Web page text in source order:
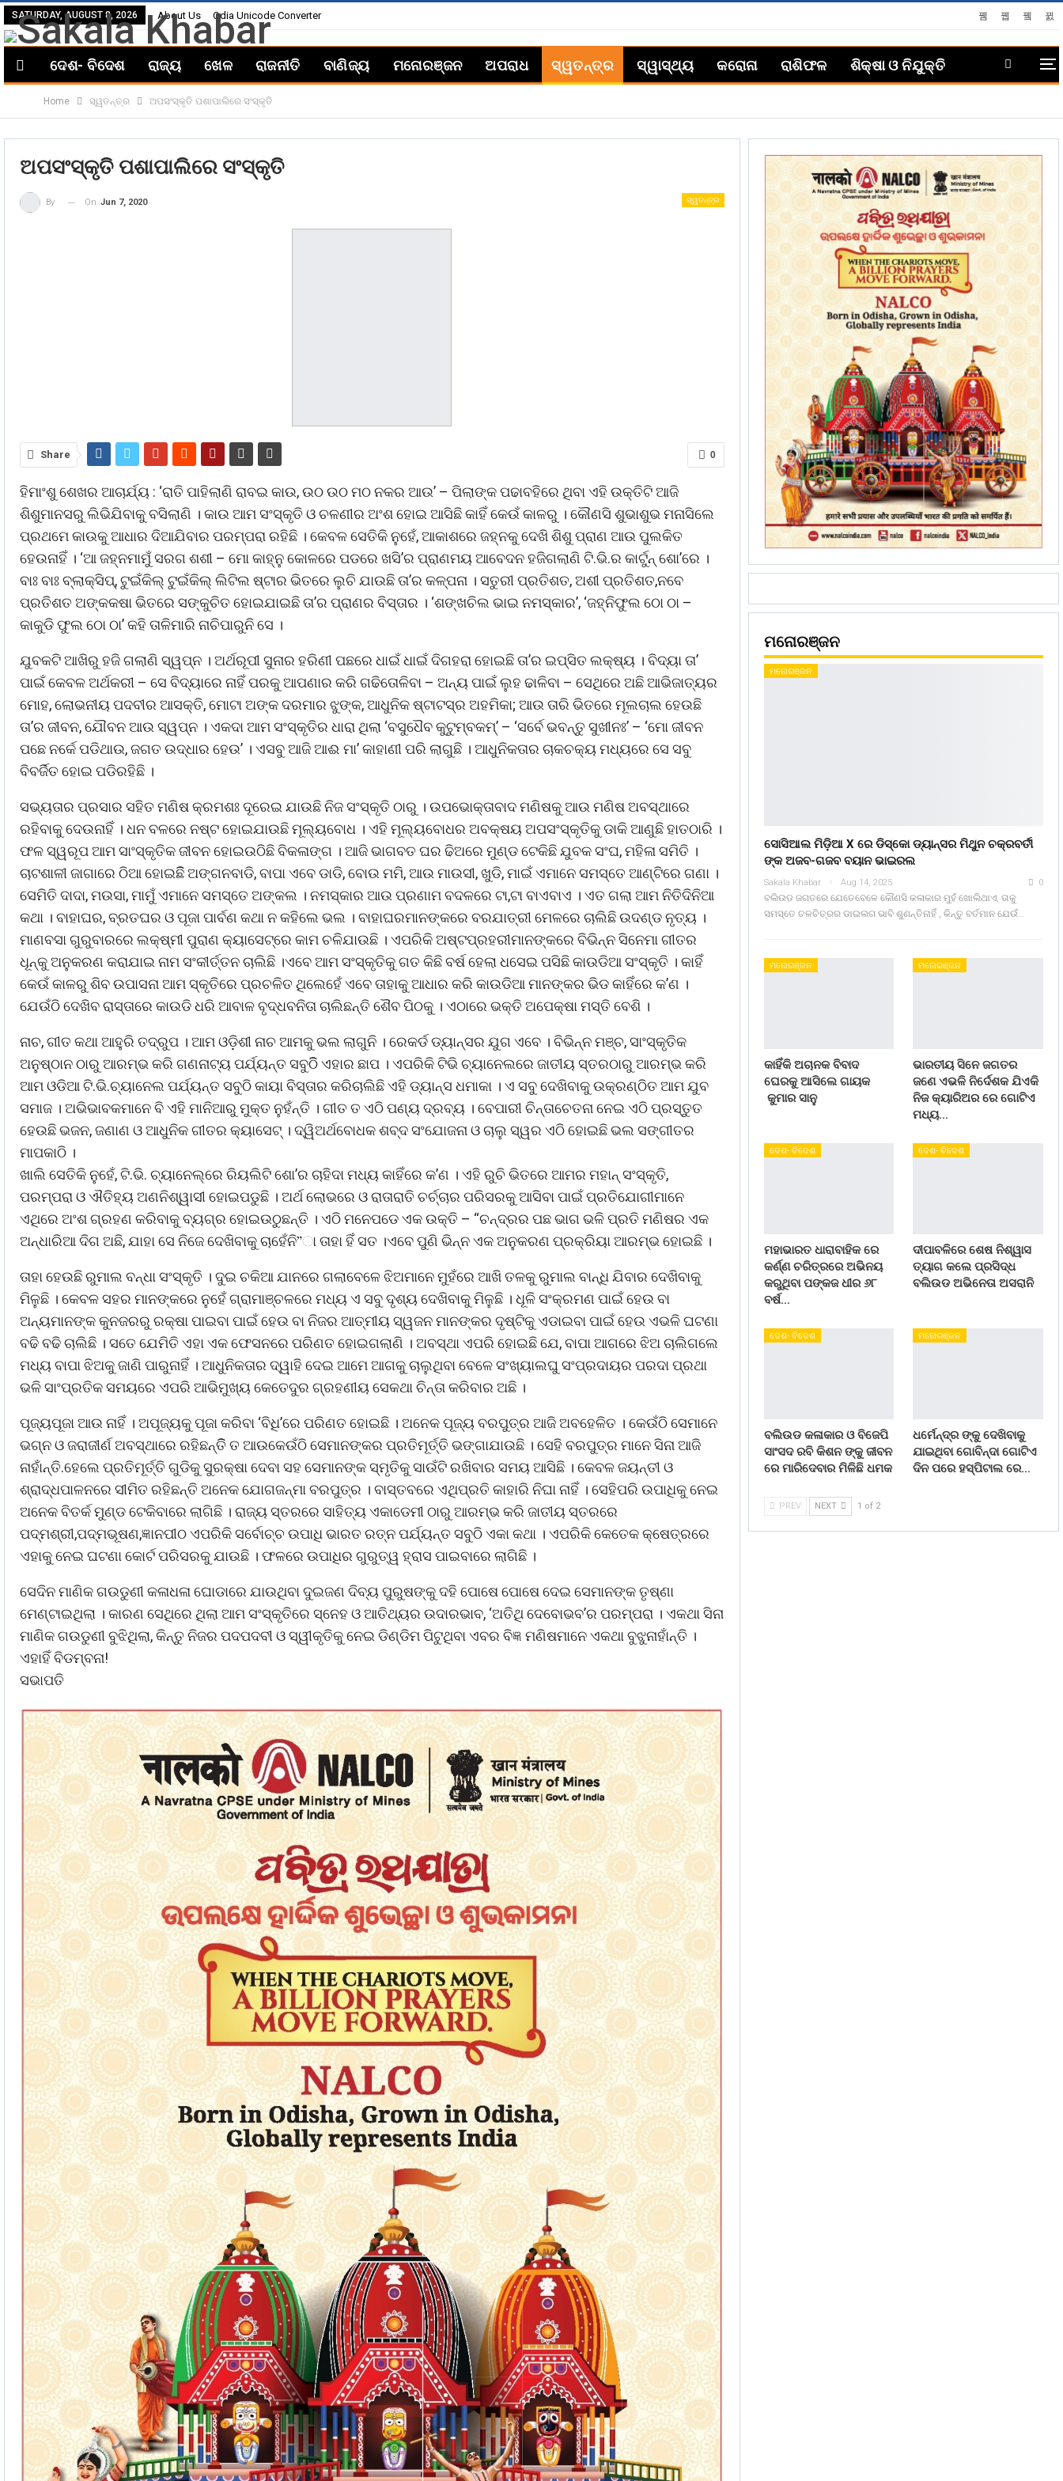
SATURDAY, AUGUST 8, 2026 About Us Odia Unicode Converter
ଦେଶ- ବିଦେଶ ରାଜ୍ୟ ଖେଳ ରାଜନୀତି ବାଣିଜ୍ୟ ମନୋରଞ୍ଜନ ଅପରାଧ ସ୍ୱତନ୍ତ୍ର ସ୍ୱାସ୍ଥ୍ୟ କରୋନା ରାଶିଫଳ ଶିକ୍ଷା ଓ ନିଯୁକ୍ତି
Home ସ୍ୱତନ୍ତ୍ର ଅପସଂସ୍କୃତି ପଶାପାଲିରେ ସଂସ୍କୃତି
ଅପସଂସ୍କୃତି ପଶାପାଲିରେ ସଂସ୍କୃତି
ସ୍ୱତନ୍ତ୍ର
By On Jun 7, 2020
0
Share
ହିମାଂଶୁ ଶେଖର ଆଚାର୍ଯ୍ୟ : ‘ରାତି ପାହିଲାଣି ରାବଇ କାଉ, ଉଠ ଉଠ ମଠ ନକର ଆଉ’ – ପିଲାଙ୍କ ପଢାବହିରେ ଥିବା ଏହି ଉକ୍ତିଟି ଆଜି
ଶିଶୁମାନସରୁ ଲିଭିଯିବାକୁ ବସିଲାଣି । କାଉ ଆମ ସଂସ୍କୃତି ଓ ଚଳଣୀର ଅଂଶ ହୋଇ ଆସିଛି କାହିଁ କେଉଁ କାଳରୁ । କୌଣସି ଶୁଭାଶୁଭ ମନାସିଲେ
ପ୍ରଥମେ କାଉକୁ ଆଧାର ଦିଆଯିବାର ପରମ୍ପରା ରହିଛି । କେବଳ ସେତିକି ନୁହେଁ, ଆକାଶରେ ଜହ୍ନକୁ ଦେଖି ଶିଶୁ ପ୍ରାଣ ଆଉ ପୁଲକିତ
ହେଉନାହିଁ । ‘ଆ ଜହ୍ନମାମୁଁ ସରଗ ଶଶୀ – ମୋ କାହ୍ନୁ କୋଳରେ ପଡରେ ଖସି’ର ପ୍ରାଣମୟ ଆବେଦନ ହଜିଗଲାଣି ଟି.ଭି.ର କାର୍ଟୁନ୍ ଶୋ’ରେ ।
ବାଃ ବାଃ ବ୍ଲାକ୍ସିପ୍, ଟୁଇଁକିଲ୍ ଟୁଇଁକିଲ୍ ଲିଟିଲ ଷ୍ଟାର ଭିତରେ ଲୁଚି ଯାଉଛି ତା’ର କଳ୍ପନା । ସତୁରୀ ପ୍ରତିଶତ, ଅଶୀ ପ୍ରତିଶତ,ନବେ
ପ୍ରତିଶତ ଅଙ୍କକଷା ଭିତରେ ସଙ୍କୁଚିତ ହୋଇଯାଇଛି ତା’ର ପ୍ରାଣର ବିସ୍ତାର । ‘ଶଙ୍ଖଚିଲ ଭାଇ ନମସ୍କାର’, ‘ଜହ୍ନିଫୁଲ ଠୋ ଠା –
କାକୁଡି ଫୁଲ ଠୋ ଠା’ କହି ତାଳିମାରି ନାଚିପାରୁନି ସେ ।
ଯୁବକଟି ଆଖିରୁ ହଜି ଗଲାଣି ସ୍ୱପ୍ନ । ଅର୍ଥରୂପୀ ସୁନାର ହରିଣୀ ପଛରେ ଧାଇଁ ଧାଇଁ ଦିଗହରା ହୋଇଛି ତା’ର ଇପ୍ସିତ ଲକ୍ଷ୍ୟ । ବିଦ୍ୟା ତା’
ପାଇଁ କେବଳ ଅର୍ଥକରୀ – ସେ ବିଦ୍ୟାରେ ନାହିଁ ପରକୁ ଆପଣାର କରି ଗଢିତୋଳିବା – ଅନ୍ୟ ପାଇଁ ଲୁହ ଢାଳିବା – ସେଥିରେ ଅଛି ଆଭିଜାତ୍ୟର
ମୋହ, ଲୋଭନୀୟ ପଦବୀର ଆସକ୍ତି, ମୋଟା ଅଙ୍କ ଦରମାର ଝୁଙ୍କ, ଆଧୁନିକ ଷ୍ଟାଟସ୍ର ଅହମିକା; ଆଉ ତାରି ଭିତରେ ମୂଲଚାଲ ହେଉଛି
ତା’ର ଜୀବନ, ଯୌବନ ଆଉ ସ୍ୱପ୍ନ । ଏକଦା ଆମ ସଂସ୍କୃତିର ଧାରା ଥିଲା ‘ବସୁଧୈବ କୁଟୁମ୍ବକମ୍’ – ‘ସର୍ବେ ଭବନ୍ତୁ ସୁଖୀନଃ’ – ‘ମୋ ଜୀବନ
ପଛେ ନର୍କେ ପଡିଥାଉ, ଜଗତ ଉଦ୍ଧାର ହେଉ’ । ଏସବୁ ଆଜି ଆଈ ମା’ କାହାଣୀ ପରି ଲାଗୁଛି । ଆଧୁନିକତାର ଚାକଚକ୍ୟ ମଧ୍ୟରେ ସେ ସବୁ
ବିବର୍ଜିତ ହୋଇ ପଡିରହିଛି ।
ସଭ୍ୟତାର ପ୍ରସାର ସହିତ ମଣିଷ କ୍ରମଶଃ ଦୂରେଇ ଯାଉଛି ନିଜ ସଂସ୍କୃତି ଠାରୁ । ଉପଭୋକ୍ତାବାଦ ମଣିଷକୁ ଆଉ ମଣିଷ ଅବସ୍ଥାରେ
ରହିବାକୁ ଦେଉନାହିଁ । ଧନ ବଳରେ ନଷ୍ଟ ହୋଇଯାଉଛି ମୂଲ୍ୟବୋଧ । ଏହି ମୂଲ୍ୟବୋଧର ଅବକ୍ଷୟ ଅପସଂସ୍କୃତିକୁ ଡାକି ଆଣୁଛି ହାତଠାରି ।
ଫଳ ସ୍ୱରୂପ ଆମ ସାଂସ୍କୃତିକ ଜୀବନ ହୋଇଉଠିଛି ବିକଳାଙ୍ଗ । ଆଜି ଭାଗବତ ଘର ଢିଅରେ ମୁଣ୍ଡ ଟେକିଛି ଯୁବକ ସଂଘ, ମହିଳା ସମିତି ।
ଚାଟଶାଳୀ ଜାଗାରେ ଠିଆ ହୋଇଛିି ଅଙ୍ଗନବାଡି, ବାପା ଏବେ ଡାଡି, ବୋଉ ମମି, ଆଉ ମାଉସୀ, ଖୁଡି, ମାଇଁ ଏମାନେ ସମସ୍ତେ ଆଣ୍ଟିରେ ଗଣା ।
ସେମିତି ଦାଦା, ମଉସା, ମାମୁଁ ଏମାନେ ସମସ୍ତେ ଅଙ୍କଲ । ନମସ୍କାର ଆଉ ପ୍ରଣାମ ବଦଳରେ ଟା,ଟା ବାଏବାଏ । ଏତ ଗଲା ଆମ ନିତିଦିନିଆ
କଥା । ବାହାଘର, ବ୍ରତଘର ଓ ପୂଜା ପାର୍ବଣ କଥା ନ କହିଲେ ଭଲ । ବାହାଘରମାନଙ୍କରେ ବରଯାତ୍ରୀ ମେଳରେ ଚାଲିଛି ଉଦଣ୍ଡ ନୃତ୍ୟ ।
ମାଣବସା ଗୁରୁବାରରେ ଲକ୍ଷ୍ମୀ ପୁରାଣ କ୍ୟାସେଟ୍ରେ କାମ ଚଳିଯାଉଛି । ଏପରିକି ଅଷ୍ଟପ୍ରହରୀମାନଙ୍କରେ ବିଭିନ୍ନ ସିନେମା ଗୀତର
ଧୂନ୍କୁ ଅନୁକରଣ କରାଯାଇ ନାମ ସଂକୀର୍ତ୍ତନ ଚାଲିଛି ।ଏବେ ଆମ ସଂସ୍କୃତିକୁ ଗତ କିଛି ବର୍ଷ ହେଲା ଧସେଇ ପସିଛି କାଉଡିଆ ସଂସ୍କୃତି । କାହିଁ
କେଉଁ କାଳରୁ ଶିବ ଉପାସନା ଆମ ସ୍କୃତିରେ ପ୍ରଚଳିତ ଥିଲେହେଁ ଏବେ ତାହାକୁ ଆଧାର କରି କାଉଡିଆ ମାନଙ୍କର ଭିଡ କାହିଁରେ କ’ଣ ।
ଯେଉଁଠି ଦେଖିବ ରାସ୍ତାରେ କାଉଡି ଧରି ଆବାଳ ବୃଦ୍ଧବନିତା ଚାଲିଛନ୍ତି ଶୈବ ପିଠକୁ । ଏଠାରେ ଭକ୍ତି ଅପେକ୍ଷା ମସ୍ତି ବେଶି ।
ନାଚ, ଗୀତ କଥା ଆହୁରି ତଦ୍ରୁପ । ଆମ ଓଡ଼ିଶୀ ନାଚ ଆମକୁ ଭଲ ଲାଗୁନି । ରେକର୍ଡ ଡ୍ୟାନ୍ସର ଯୁଗ ଏବେ । ବିଭିନ୍ନ ମଞ୍ଚ, ସାଂସ୍କୃତିକ
ଅନୁଷ୍ଠାନ ଠାରୁ ଆରମ୍ଭ କରି ଗଣନାଟ୍ୟ ପର୍ଯ୍ୟନ୍ତ ସବୁଠିି ଏହାର ଛାପ । ଏପରିକି ଟିଭି ଚ୍ୟାନେଲରେ ଜାତୀୟ ସ୍ତରଠାରୁ ଆରମ୍ଭ କରି
ଆମ ଓଡିଆ ଟି.ଭି.ଚ୍ୟାନେଲ ପର୍ଯ୍ୟନ୍ତ ସବୁଠି କାୟା ବିସ୍ତାର କରିଚାଲିଛି ଏହି ଡ୍ୟାନ୍ସ ଧମାକା । ଏ ସବୁ ଦେଖିବାକୁ ଉକ୍ରଣ୍ଠିତ ଆମ ଯୁବ
ସମାଜ । ଅଭିଭାବକମାନେ ବି ଏହି ମାନିଆରୁ ମୁକ୍ତ ନୁହଁନ୍ତି । ଗୀତ ତ ଏଠି ପଣ୍ୟ ଦ୍ରବ୍ୟ । ବେପାରୀ ଚିନ୍ତାଚେତନା ନେଇ ଏଠି ପ୍ରସ୍ତୁତ
ହେଉଛି ଭଜନ, ଜଣାଣ ଓ ଆଧୁନିକ ଗୀତର କ୍ୟାସେଟ୍ । ଦ୍ୱିଅର୍ଥବୋଧକ ଶବ୍ଦ ସଂଯୋଜନା ଓ ଚାଲୁ ସ୍ୱର ଏଠି ହୋଇଛି ଭଲ ସଙ୍ଗୀତର
ମାପକାଠି ।
ଖାଲି ସେତିକି ନୁହେଁ, ଟି.ଭି. ଚ୍ୟାନେଲ୍ରେ ରିୟଲିଟି ଶୋ’ର ଚାହିଦା ମଧ୍ୟ କାହିଁରେ କ’ଣ । ଏହି ରୁଚି ଭିତରେ ଆମର ମହାନ୍ ସଂସ୍କୃତି,
ପରମ୍ପରା ଓ ଐତିହ୍ୟ ଅଣନିଶ୍ୱାସୀ ହୋଇପଡୁଛି । ଅର୍ଥ ଲୋଭରେ ଓ ରାତାରାତି ଚର୍ଚ୍ଚାର ପରିସରକୁ ଆସିବା ପାଇଁ ପ୍ରତିଯୋଗୀମାନେ
ଏଥିରେ ଅଂଶ ଗ୍ରହଣ କରିବାକୁ ବ୍ୟଗ୍ର ହୋଇଉଠୁଛନ୍ତି । ଏଠି ମନେପଡେ ଏକ ଉକ୍ତି – “ଚନ୍ଦ୍ରର ପଛ ଭାଗ ଭଳି ପ୍ରତି ମଣିଷର ଏକ
ଅନ୍ଧାରିଆ ଦିଗ ଅଛି, ଯାହା ସେ ନିଜେ ଦେଖିବାକୁ ଚାହେଁନି”ା ତାହା ହିଁ ସତ ।ଏବେ ପୁଣି ଭିନ୍ନ ଏକ ଅନୁକରଣ ପ୍ରକ୍ରିୟା ଆରମ୍ଭ ହୋଇଛି ।
ତାହା ହେଉଛି ରୁମାଲ ବନ୍ଧା ସଂସ୍କୃତି । ଦୁଇ ଚକିଆ ଯାନରେ ଗଲାବେଳେ ଝିଅମାନେ ମୁହଁରେ ଆଖି ତଳକୁ ରୁମାଲ ବାନ୍ଧି ଯିବାର ଦେଖିବାକୁ
ମିଳୁଛି । କେବଳ ସହର ମାନଙ୍କରେ ନୁହେଁ ଗ୍ରାମାଞ୍ଚଳରେ ମଧ୍ୟ ଏ ସବୁ ଦୃଶ୍ୟ ଦେଖିବାକୁ ମିଳୁଛି । ଧୂଳି ସଂକ୍ରମଣ ପାଇଁ ହେଉ ବା
ଅନ୍ୟମାନଙ୍କ କୁନଜରରୁ ରକ୍ଷା ପାଇବା ପାଇଁ ହେଉ ବା ନିଜର ଆତ୍ମୀୟ ସ୍ୱଜନ ମାନଙ୍କର ଦୃଷ୍ଟିକୁ ଏଡାଇବା ପାଇଁ ହେଉ ଏଭଳି ଘଟଣା
ବଢି ବଢି ଚାଲିଛି । ସତେ ଯେମିତି ଏହା ଏକ ଫେସନରେ ପରିଣତ ହୋଇଗଲାଣି । ଅବସ୍ଥା ଏପରି ହୋଇଛି ଯେ, ବାପା ଆଗରେ ଝିଅ ଚାଲିଗଲେ
ମଧ୍ୟ ବାପା ଝିଅକୁ ଜାଣି ପାରୁନାହିଁ । ଆଧୁନିକତାର ଦ୍ୱାହି ଦେଇ ଆମେ ଆଗକୁ ଚାଲୁଥିବା ବେଳେ ସଂଖ୍ୟାଲଘୁ ସଂପ୍ରଦାୟର ପରଦା ପ୍ରଥା
ଭଳି ସାଂପ୍ରତିକ ସମୟରେ ଏପରି ଆଭିମୁଖ୍ୟ କେତେଦୁର ଗ୍ରହଣୀୟ ସେକଥା ଚିନ୍ତା କରିବାର ଅଛି ।
ପୂଜ୍ୟପୂଜା ଆଉ ନାହିଁ । ଅପୂଜ୍ୟକୁ ପୂଜା କରିବା ‘ବିଧି’ରେ ପରିଣତ ହୋଇଛି । ଅନେକ ପୂଜ୍ୟ ବରପୁତ୍ର ଆଜି ଅବହେଳିତ । କେଉଁଠି ସେମାନେ
ଭଗ୍ନ ଓ ଜରାଜୀର୍ଣ ଅବସ୍ଥାରେ ରହିଛନ୍ତିି ତ ଆଉକେଉଁଠି ସେମାନଙ୍କର ପ୍ରତିମୂର୍ତ୍ତି ଭଙ୍ଗାଯାଉଛି । ସେହି ବରପୁତ୍ର ମାନେ ସିନା ଆଜି
ନାହାଁନ୍ତି.ହେଲେ ପ୍ରତିମୂର୍ତ୍ତି ଗୁଡିକୁ ସୁରକ୍ଷା ଦେବା ସହ ସେମାନଙ୍କ ସ୍ମୃତିକୁ ସାଉଁଟି ରଖିବାର ସମୟ ଆସିଛି । କେବଳ ଜୟନ୍ତୀ ଓ
ଶ୍ରାଦ୍ଧପାଳନରେ ସୀମିତ ରହିଛନ୍ତି ଅନେକ ଯୋଗଜନ୍ମା ବରପୁତ୍ର । ବାସ୍ତବରେ ଏଥିପ୍ରତି କାହାରି ନିଘା ନାହିଁ । ସେହିପରି ଉପାଧିକୁ ନେଇ
ଅନେକ ବିତର୍କ ମୁଣ୍ଡ ଟେକିବାରେ ଲାଗିଛି । ରାଜ୍ୟ ସ୍ତରରେ ସାହିତ୍ୟ ଏକାଡେମୀ ଠାରୁ ଆରମ୍ଭ କରି ଜାତୀୟ ସ୍ତରରେ
ପଦ୍ମଶ୍ରୀ,ପଦ୍ମଭୂଷଣ,ଜ୍ଞାନପୀଠ ଏପରିକି ସର୍ବୋଚ୍ଚ ଉପାଧି ଭାରତ ରତ୍ନ ପର୍ଯ୍ୟନ୍ତ ସବୁଠି ଏକା କଥା । ଏପରିକି କେତେକ କ୍ଷେତ୍ରରେ
ଏହାକୁ ନେଇ ଘଟଣା କୋର୍ଟ ପରିସରକୁ ଯାଉଛି । ଫଳରେ ଉପାଧିର ଗୁରୁତ୍ୱ ହ୍ରାସ ପାଇବାରେ ଲାଗିଛି ।
ସେଦିନ ମାଣିକ ଗଉଡୁଣୀ କଳାଧଳା ଘୋଡାରେ ଯାଉଥିବା ଦୁଇଜଣ ଦିବ୍ୟ ପୁରୁଷଙ୍କୁ ଦହି ପୋଷେ ପୋଷେ ଦେଇ ସେମାନଙ୍କ ତୃଷ୍ଣା
ମେଣ୍ଟାଇଥିଲା । କାରଣ ସେଥିରେ ଥିଲା ଆମ ସଂସ୍କୃତିରେ ସ୍ନେହ ଓ ଆତିଥ୍ୟର ଉଦାରଭାବ, ‘ଅତିଥି ଦେବୋଭବ’ର ପରମ୍ପରା । ଏକଥା ସିନା
ମାଣିକ ଗଉଡୁଣୀ ବୁଝିଥିଲା, କିନ୍ତୁ ନିଜର ପଦପଦବୀ ଓ ସ୍ୱୀକୃତିକୁ ନେଇ ଡିଣ୍ଡିମ ପିଟୁଥିବା ଏବର ବିଜ୍ଞ ମଣିଷମାନେ ଏକଥା ବୁଝୁନାହାଁନ୍ତି ।
ଏହାହିଁ ବିଡମ୍ବନା!
ସଭାପତି
ମନୋରଞ୍ଜନ
ମନୋରଞ୍ଜନ
ସୋସିଆଲ ମିଡ଼ିଆ X ରେ ଡିସ୍କୋ ଡ୍ୟାନ୍ସର ମିଥୁନ ଚକ୍ରବର୍ତୀ
ଙ୍କ ଅଜବ-ଗଜବ ବୟାନ ଭାଇରଲ
Sakala Khabar Aug 14, 2025 0
ବଲିଉଡ ଜଗତରେ ଯେତେବେଳେ କୌଣସି କଳାକାର ମୁହଁ ଖୋଲିଥାଏ, ତାକୁ
ସମସ୍ତେ ଚଳଚିତ୍ରର ଡାଇଲଗ ଭାବି ଶୁଣନ୍ତିନାହିଁ , କିନ୍ତୁ ବର୍ତମାନ ଯେଉଁ…
ମନୋରଞ୍ଜନ
କାହିଁକି ଅଚାନକ ବିବାଦ
ଘେରକୁ ଆସିଲେ ଗାୟକ
କୁମାର ସାନୁ
ମନୋରଞ୍ଜନ
ଭାରତୀୟ ସିନେ ଜଗତର
ଜଣେ ଏଭଳି ନିର୍ଦେଶକ ଯିଏକି
ନିଜ କ୍ୟାରିଅର ରେ ଗୋଟିଏ
ମଧ୍ୟ…
ଦେଶ- ବିଦେଶ
ମହାଭାରତ ଧାରାବାହିକ ରେ
କର୍ଣ୍ଣ ଚରିତ୍ରରେ ଅଭିନୟ
କରୁଥିବା ପଙ୍କଜ ଧୀର ୬୮
ବର୍ଷ…
ଦେଶ- ବିଦେଶ
ଦୀପାବଳିରେ ଶେଷ ନିଶ୍ୱାସ
ତ୍ୟାଗ କଲେ ପ୍ରସିଦ୍ଧ
ବଲିଉଡ ଅଭିନେତା ଅସରାନି
ଦେଶ- ବିଦେଶ
ବଲିଉଡ କଳାକାର ଓ ବିଜେପି
ସାଂସଦ ରବି କିଶନ ଙ୍କୁ ଜୀବନ
ରେ ମାରିଦେବାର ମିଳିଛି ଧମକ
ମନୋରଞ୍ଜନ
ଧର୍ମେନ୍ଦ୍ର ଙ୍କୁ ଦେଖିବାକୁ
ଯାଇଥିବା ଗୋବିନ୍ଦା ଗୋଟିଏ
ଦିନ ପରେ ହସ୍ପିଟାଲ ରେ…
PREV NEXT 1 of 2